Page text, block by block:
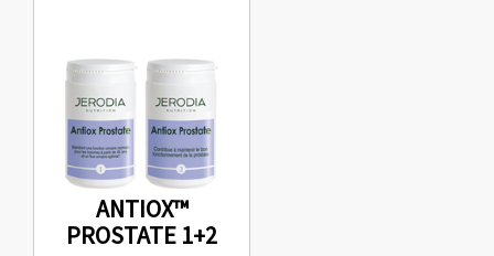
ANTIOX™
PROSTATE 1+2